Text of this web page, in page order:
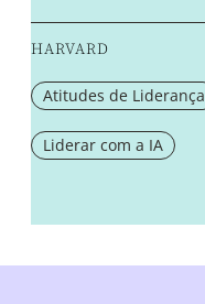
HARVARD
Atitudes de Liderança
Liderar com a IA